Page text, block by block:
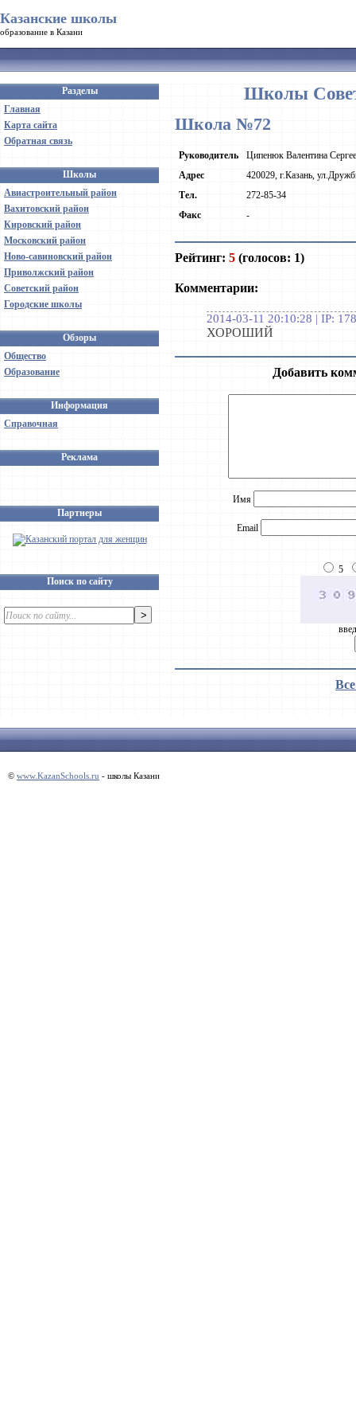
Казанские школы
образование в Казани
Разделы
Главная
Карта сайта
Обратная связь
Школы
Авиастроительный район
Вахитовский район
Кировский район
Московский район
Ново-савиновский район
Приволжский район
Советский район
Городские школы
Обзоры
Общество
Образование
Информация
Справочная
Реклама
Партнеры
Поиск по сайту
Школы
Школа №72
Руководитель
Ципенюк Валентина
Адрес
420029, г.Казань,
Тел.
272-85-34
Факс
-
Рейтинг: 5 (голосов: 1)
Комментарии:
2014-03-11 20:10:28 | IP:
ХОРОШИЙ
Добавить
Имя
Email
5
© www.KazanSchools.ru - школы Казани